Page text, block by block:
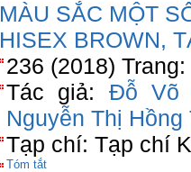
MÀU SẮC MỘT
HISEX BROWN,
236 (2018) Trang:
Tác giả: Đỗ Võ
Nguyễn Thị
Tạp chí: Tạp chí
Tóm tắt